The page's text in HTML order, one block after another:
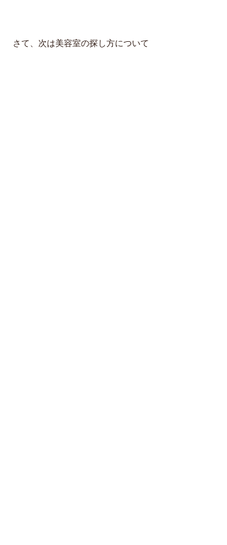
さて、次は美容室の探し方について